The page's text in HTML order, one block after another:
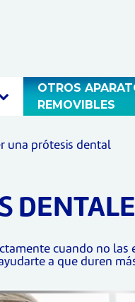
OTROS
REMOVIBLES
una prótesis dental
cuando no
a que duren